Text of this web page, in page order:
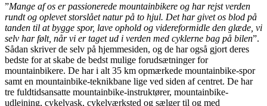
”Mange af os er passionerede mountainbikere og har rejst verden
rundt og oplevet storslået natur på to hjul. Det har givet os blod på
tanden til at bygge spor, lave ophold og videreformidle den glæde, vi
selv har følt, når vi er taget ud i verden med cyklerne bag på bilen”.
Sådan skriver de selv på hjemmesiden, og de har også gjort deres
bedste for at skabe de bedst mulige forudsætninger for
mountainbikere. De har i alt 35 km opmærkede mountainbike-spor
samt en mountainbike-teknikbane lige ved siden af centret. De har
tre fuldtidsansatte mountainbike-instruktører, mountainbike-
udlejning, cykelvask, cykelværksted og sælger til og med